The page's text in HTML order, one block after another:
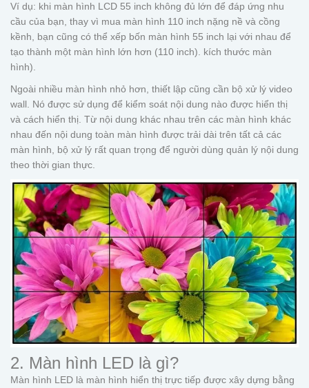
Ví dụ: khi màn hình LCD 55 inch không đủ lớn để đáp ứng nhu
cầu của bạn, thay vì mua màn hình 110 inch nặng nề và cồng
kềnh, bạn cũng có thể xếp bốn màn hình 55 inch lại với nhau để
tạo thành một màn hình lớn hơn (110 inch). kích thước màn
hình).
Ngoài nhiều màn hình nhỏ hơn, thiết lập cũng cần bộ xử lý video
wall. Nó được sử dụng để kiểm soát nội dung nào được hiển thị
và cách hiển thị. Từ nội dung khác nhau trên các màn hình khác
nhau đến nội dung toàn màn hình được trải dài trên tất cả các
màn hình, bộ xử lý rất quan trọng để người dùng quản lý nội dung
theo thời gian thực.
2. Màn hình LED là gì?
Màn hình LED là màn hình hiển thị trực tiếp được xây dựng bằng